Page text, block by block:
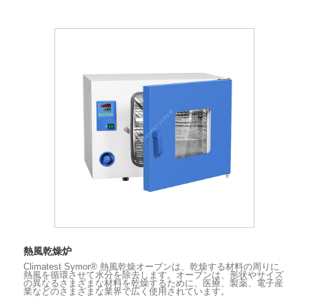
熱風乾燥炉
Climatest Symor® 熱風乾燥オーブンは、乾燥する材料の周りに
熱風を循環させて水分を除去します。オーブンは、形状やサイズ
の異なるさまざまな材料を乾燥するために、医療、製薬、電子産
業などのさまざまな業界で広く使用されています。